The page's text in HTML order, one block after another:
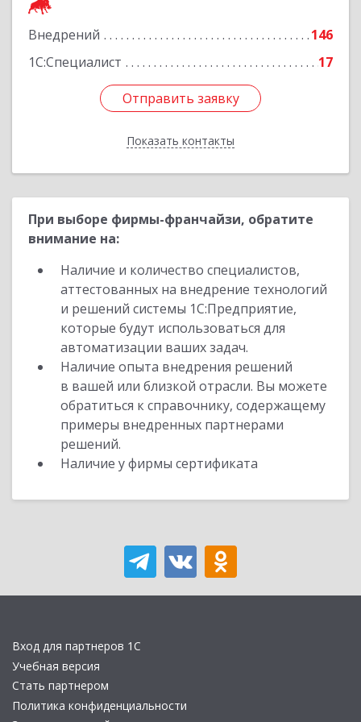
Внедрений
146
1С:Специалист
17
Отправить заявку
Показать контакты
Отправить заявку
Назад
При выборе фирмы-франчайзи, обратите
внимание на:
Наличие и количество специалистов,
аттестованных на внедрение технологий
и решений системы 1С:Предприятие,
которые будут использоваться для
автоматизации ваших задач.
Наличие опыта внедрения решений
в вашей или близкой отрасли. Вы можете
обратиться к справочнику, содержащему
примеры внедренных партнерами
решений.
Наличие у фирмы сертификата
Вход для партнеров 1С
Учебная версия
Стать партнером
Политика конфиденциальности